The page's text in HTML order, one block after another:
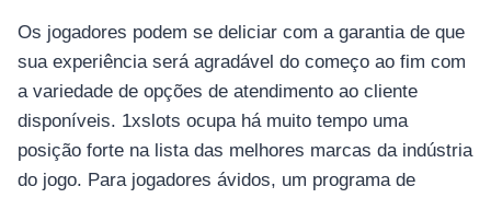
Os jogadores podem se deliciar com a garantia de que
sua experiência será agradável do começo ao fim com
a variedade de opções de atendimento ao cliente
disponíveis. 1xslots ocupa há muito tempo uma
posição forte na lista das melhores marcas da indústria
do jogo. Para jogadores ávidos, um programa de